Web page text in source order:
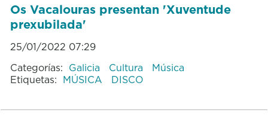
Os Vacalouras presentan 'Xuventude
prexubilada'
25/01/2022 07:29
Categorías: Galicia Cultura
Música
Etiquetas: MÚSICA DISCO